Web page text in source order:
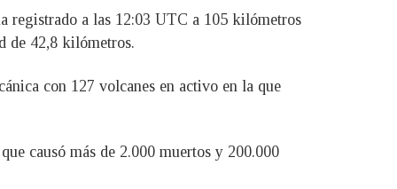
registrado a las 12:03 UTC a 105 kilómetros
de 42,8 kilómetros.
con 127 volcanes en activo en la que
causó más de 2.000 muertos y 200.000